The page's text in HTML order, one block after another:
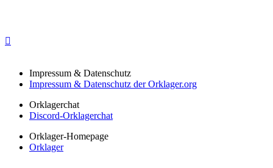
Impressum & Datenschutz
Impressum & Datenschutz der Orklager.org
Orklagerchat
Discord-Orklagerchat
Orklager-Homepage
Orklager